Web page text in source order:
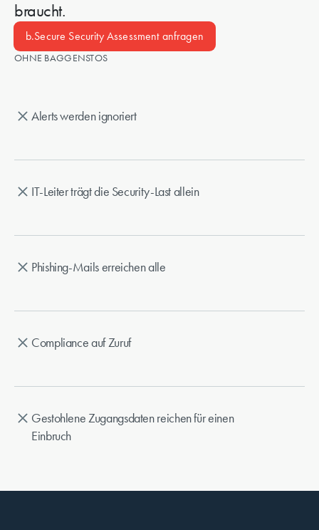
braucht.
b.Secure Security Assessment anfragen
OHNE BAGGENSTOS
Alerts werden ignoriert
IT-Leiter trägt die Security-Last allein
Phishing-Mails erreichen alle
Compliance auf Zuruf
Gestohlene Zugangsdaten reichen für einen
Einbruch